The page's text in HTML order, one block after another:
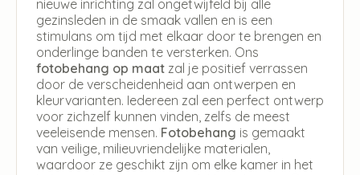
nieuwe inrichting zal ongetwijfeld bij alle
gezinsleden in de smaak vallen en is een
stimulans om tijd met elkaar door te brengen en
onderlinge banden te versterken. Ons
fotobehang op maat zal je positief verrassen
door de verscheidenheid aan ontwerpen en
kleurvarianten. Iedereen zal een perfect ontwerp
voor zichzelf kunnen vinden, zelfs de meest
veeleisende mensen. Fotobehang is gemaakt
van veilige, milieuvriendelijke materialen,
waardoor ze geschikt zijn om elke kamer in het